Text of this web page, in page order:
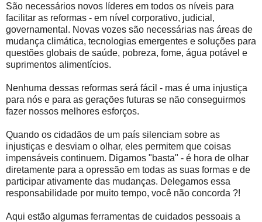
São necessários novos líderes em todos os níveis para
facilitar as reformas - em nível corporativo, judicial,
governamental. Novas vozes são necessárias nas áreas de
mudança climática, tecnologias emergentes e soluções para
questões globais de saúde, pobreza, fome, água potável e
suprimentos alimentícios.
Nenhuma dessas reformas será fácil - mas é uma injustiça
para nós e para as gerações futuras se não conseguirmos
fazer nossos melhores esforços.
Quando os cidadãos de um país silenciam sobre as
injustiças e desviam o olhar, eles permitem que coisas
impensáveis continuem. Digamos "basta" - é hora de olhar
diretamente para a opressão em todas as suas formas e de
participar ativamente das mudanças. Delegamos essa
responsabilidade por muito tempo, você não concorda ?!
Aqui estão algumas ferramentas de cuidados pessoais a